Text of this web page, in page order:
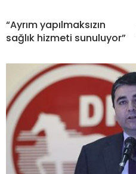
“Ayrım yapılmaksızın
sağlık hizmeti sunuluyor”